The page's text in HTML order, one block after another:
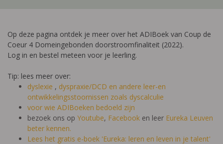
Op deze pagina ontdek je meer over het ADIBoek van Coup de
Coeur 4 Domeingebonden doorstroomfinaliteit (2022).
Log in en bestel meteen voor je leerling.
Tip: lees meer over:
dyslexie , dyspraxie/DCD en andere leer-en
ontwikkelingsstoornissen zoals dyscalculie
voor wie ADIBoeken bedoeld zijn
bezoek ons op Youtube, Facebook en leer Eureka Leuven
beter kennen.
Lees het gratis e-boek 'Eureka: leren en leven in je talent'